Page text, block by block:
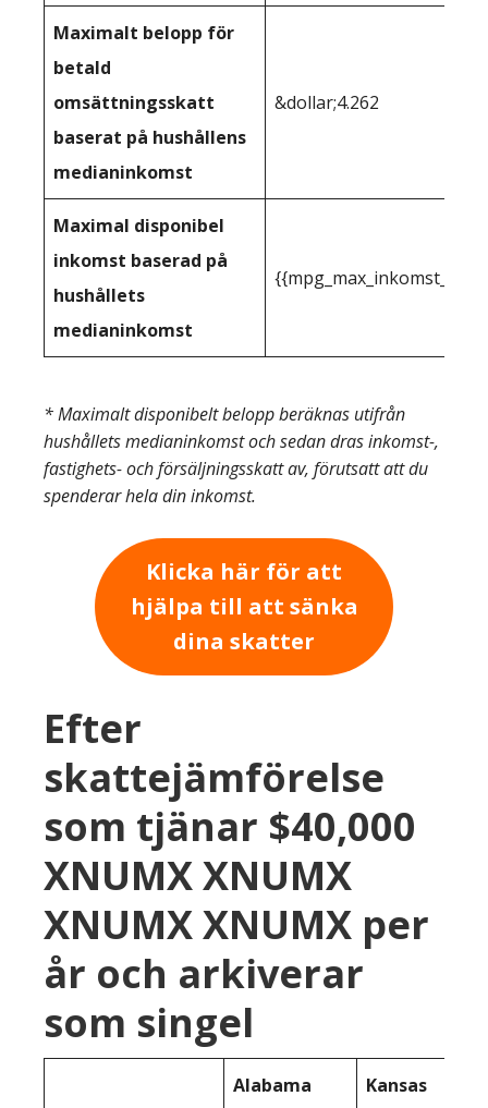
Maximalt belopp för
betald
omsättningsskatt
baserat på hushållens
medianinkomst
&dollar;4.262
Maximal disponibel
inkomst baserad på
hushållets
medianinkomst
* Maximalt disponibelt belopp beräknas utifrån
hushållets medianinkomst och sedan dras inkomst-,
fastighets- och försäljningsskatt av, förutsatt att du
spenderar hela din inkomst.
Klicka här för att
hjälpa till att sänka
dina skatter
Efter
skattejämförelse
som tjänar $40,000
XNUMX XNUMX
XNUMX XNUMX per
år och arkiverar
som singel
Alabama Kansas